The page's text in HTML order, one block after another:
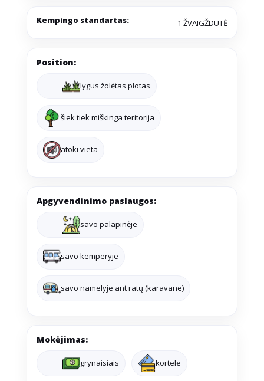
Kempingo standartas: 1 ŽVAIGŽDUTĖ
Position:
lygus žolėtas plotas
šiek tiek miškinga teritorija
atoki vieta
Apgyvendinimo paslaugos:
savo palapinėje
savo kemperyje
savo namelyje ant ratų (karavane)
Mokėjimas:
grynaisiais kortele